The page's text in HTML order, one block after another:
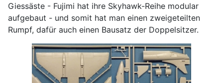
Giessäste - Fujimi hat ihre Skyhawk-Reihe modular
aufgebaut - und somit hat man einen zweigeteilten
Rumpf, dafür auch einen Bausatz der Doppelsitzer.